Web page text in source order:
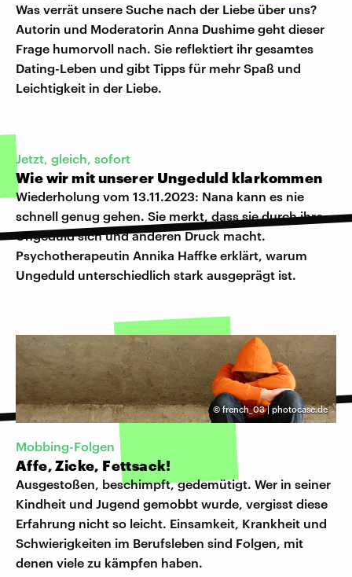
Was verrät unsere Suche nach der Liebe über uns?
Autorin und Moderatorin Anna Dushime geht dieser
Frage humorvoll nach. Sie reflektiert ihr gesamtes
Dating-Leben und gibt Tipps für mehr Spaß und
Leichtigkeit in der Liebe.
Jetzt, gleich, sofort
Wie wir mit unserer Ungeduld klarkommen
Wiederholung vom 13.11.2023: Nana kann es nie
schnell genug gehen. Sie merkt, dass sie durch ihre
Ungeduld sich und anderen Druck macht.
Psychotherapeutin Annika Haffke erklärt, warum
Ungeduld unterschiedlich stark ausgeprägt ist.
©french_03 | photocase.de
Mobbing-Folgen
Affe, Zicke, Fettsack!
Ausgestoßen, beschimpft, gedemütigt. Wer in seiner
Kindheit und Jugend gemobbt wurde, vergisst diese
Erfahrung nicht so leicht. Einsamkeit, Krankheit und
Schwierigkeiten im Berufsleben sind Folgen, mit
denen viele zu kämpfen haben.